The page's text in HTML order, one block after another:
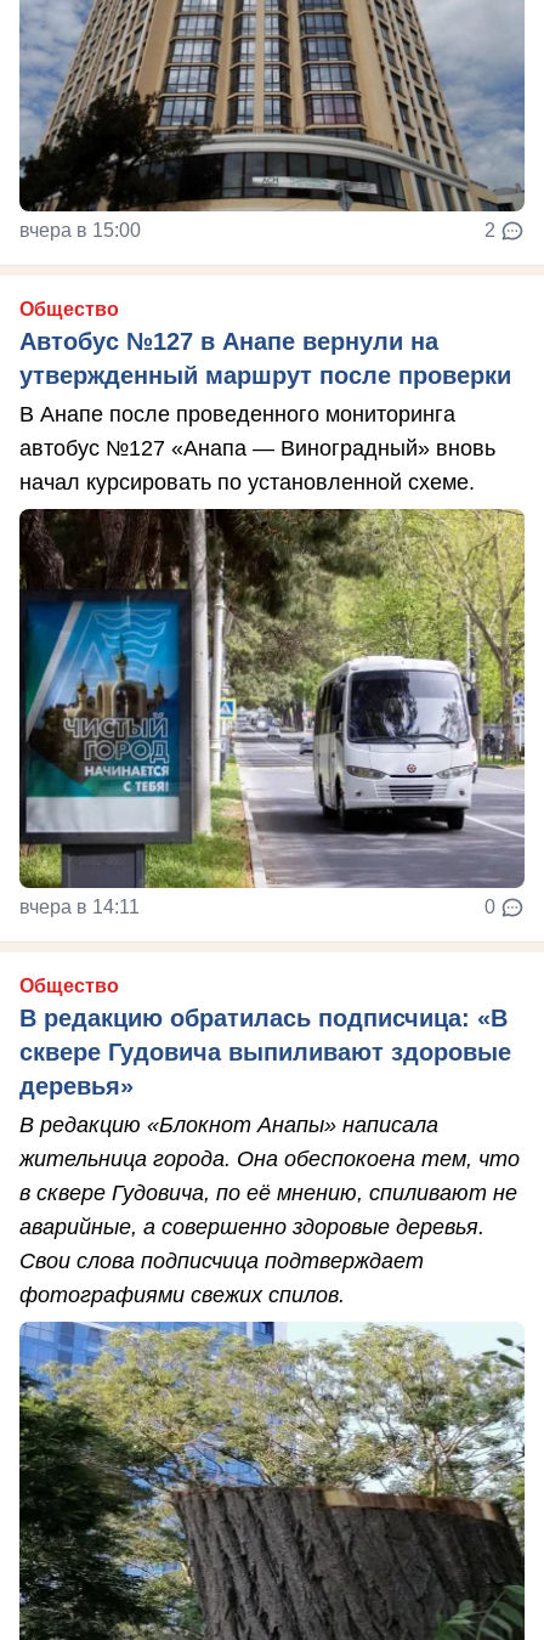
вчера в 15:00 2
Общество
Автобус №127 в Анапе вернули на
утвержденный маршрут после проверки
В Анапе после проведенного мониторинга
автобус №127 «Анапа — Виноградный» вновь
начал курсировать по установленной схеме.
вчера в 14:11 0
Общество
В редакцию обратилась подписчица: «В
сквере Гудовича выпиливают здоровые
деревья»
В редакцию «Блокнот Анапы» написала
жительница города. Она обеспокоена тем, что
в сквере Гудовича, по её мнению, спиливают не
аварийные, а совершенно здоровые деревья.
Свои слова подписчица подтверждает
фотографиями свежих спилов.